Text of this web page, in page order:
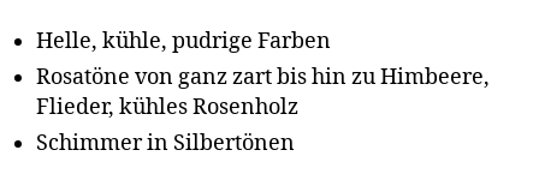
Helle, kühle, pudrige Farben
Rosatöne von ganz zart bis hin zu Himbeere,
Flieder, kühles Rosenholz
Schimmer in Silbertönen